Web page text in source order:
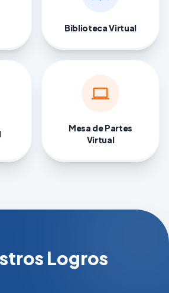
Biblioteca Virtual
computer
Mesa de Partes
Virtual
Logros